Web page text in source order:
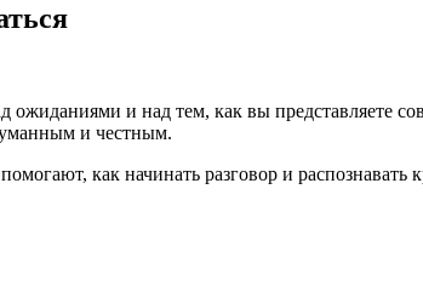
ожиданиями и над тем, как вы представляете
и честным.
как начинать разговор и распознавать